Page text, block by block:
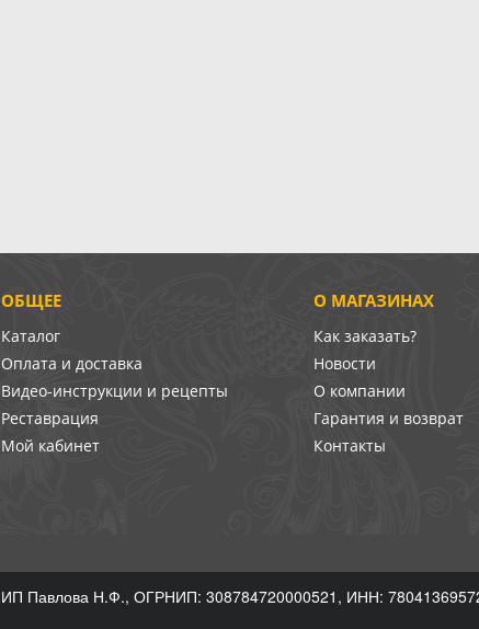
О МАГАЗИНАХ
Как заказать?
Новости
О компании
Гарантия и возврат
Контакты
ОБЩЕЕ
Каталог
Оплата и доставка
Видео-инструкции и рецепты
Реставрация
Мой кабинет
ИП Павлова Н.Ф., ОГРНИП: 308784720000521, ИНН: